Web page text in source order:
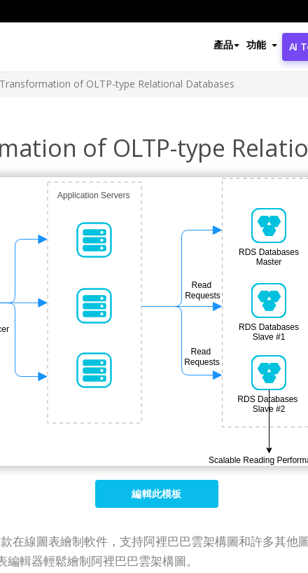
產品 功能 AI
of OLTP-type Relational Databases
of OLTP-type
編輯此模板
線圖表繪制軟件，支持阿裡巴巴雲架構圖和許多其他
輯器輕鬆繪制阿裡巴巴雲架構圖。